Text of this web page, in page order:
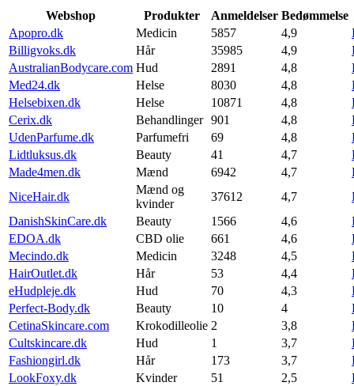
Webshop Produkter Anmeldelser Bedømmelse
Apopro.dk
Medicin 5857 4,9
Billigvoks.dk
Hår 35985 4,9
AustralianBodycare.com Hud 2891 4,8
Med24.dk
Helse 8030 4,8
Helsebixen.dk
Helse 10871 4,8
Cerix.dk
Behandlinger 901 4,8
UdenParfume.dk
Parfumefri 69 4,8
Lidtluksus.dk
Beauty 41 4,7
Made4men.dk
Mænd 6942 4,7
NiceHair.dk
Mænd og
kvinder
37612 4,7
DanishSkinCare.dk
Beauty 1566 4,6
EDOA.dk
CBD olie 661 4,6
Mecindo.dk
Medicin 3248 4,5
HairOutlet.dk
Hår 53 4,4
eHudpleje.dk
Hud 70 4,3
Perfect-Body.dk
Beauty 10 4
CetinaSkincare.com
Krokodilleolie 2 3,8
Cultskincare.dk
Hud 1 3,7
Fashiongirl.dk
Hår 173 3,7
LookFoxy.dk
Kvinder 51 2,5